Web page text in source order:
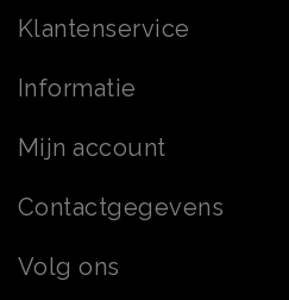
Klantenservice
Informatie
Mijn account
Contactgegevens
Volg ons